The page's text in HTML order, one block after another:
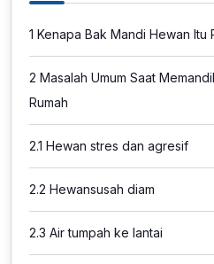
1 Kenapa Bak Mandi Hewan Itu
2 Masalah Umum Saat
Rumah
2.1 Hewan stres dan agresif
2.2 Hewansusah diam
2.3 Air tumpah ke lantai